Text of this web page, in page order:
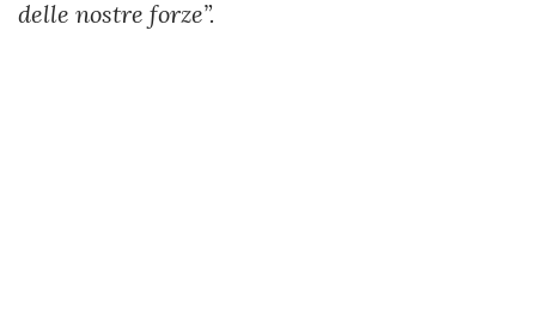
delle nostre forze”.